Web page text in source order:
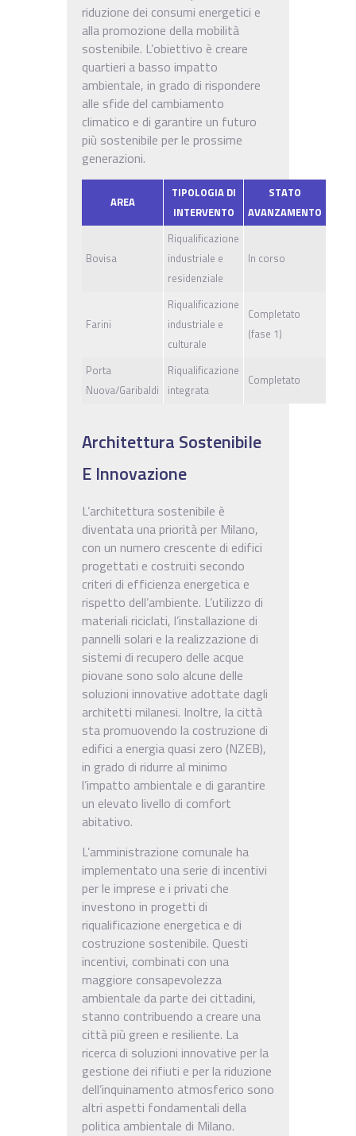
riduzione dei consumi energetici e
alla promozione della mobilità
sostenibile. L’obiettivo è creare
quartieri a basso impatto
ambientale, in grado di rispondere
alle sfide del cambiamento
climatico e di garantire un futuro
più sostenibile per le prossime
generazioni.
AREA
TIPOLOGIA DI
INTERVENTO
STATO
AVANZAMENTO
Bovisa
Riqualificazione
industriale e
residenziale
In corso
Farini
Riqualificazione
industriale e
culturale
Completato
(fase 1)
Porta
Nuova/Garibaldi
Riqualificazione
integrata
Completato
Architettura Sostenibile
E Innovazione
L’architettura sostenibile è
diventata una priorità per Milano,
con un numero crescente di edifici
progettati e costruiti secondo
criteri di efficienza energetica e
rispetto dell’ambiente. L’utilizzo di
materiali riciclati, l’installazione di
pannelli solari e la realizzazione di
sistemi di recupero delle acque
piovane sono solo alcune delle
soluzioni innovative adottate dagli
architetti milanesi. Inoltre, la città
sta promuovendo la costruzione di
edifici a energia quasi zero (NZEB),
in grado di ridurre al minimo
l’impatto ambientale e di garantire
un elevato livello di comfort
abitativo.
L’amministrazione comunale ha
implementato una serie di incentivi
per le imprese e i privati che
investono in progetti di
riqualificazione energetica e di
costruzione sostenibile. Questi
incentivi, combinati con una
maggiore consapevolezza
ambientale da parte dei cittadini,
stanno contribuendo a creare una
città più green e resiliente. La
ricerca di soluzioni innovative per la
gestione dei rifiuti e per la riduzione
dell’inquinamento atmosferico sono
altri aspetti fondamentali della
politica ambientale di Milano.